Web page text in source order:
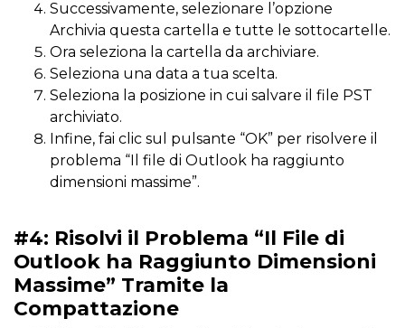
Successivamente, selezionare l’opzione
Archivia questa cartella e tutte le sottocartelle.
Ora seleziona la cartella da archiviare.
Seleziona una data a tua scelta.
Seleziona la posizione in cui salvare il file PST
archiviato.
Infine, fai clic sul pulsante “OK” per risolvere il
problema “Il file di Outlook ha raggiunto
dimensioni massime”.
#4: Risolvi il Problema “Il File di
Outlook ha Raggiunto Dimensioni
Massime” Tramite la
Compattazione